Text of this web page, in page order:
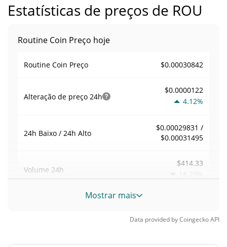
Estatísticas de preços de ROU
Routine Coin Preço hoje
Routine Coin Preço $0.00030842
Alteração de preço 24h
$0.0000122
4.12%
24h Baixo / 24h Alto
$0.00029831 /
$0.00031495
Volume 24h
$414.33
18.29%
Volume / Limite de
Mostrar mais
Data provided byCoingeckoAPI